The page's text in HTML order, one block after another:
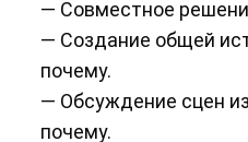
— Совместное
— Создание общей
почему.
— Обсуждение сцен
почему.